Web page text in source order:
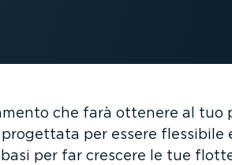
che farà ottenere al tuo
per essere
per far crescere le tue